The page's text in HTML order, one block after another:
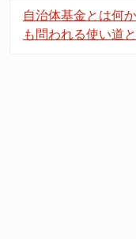
自治体基金とは何
も問われる使い道